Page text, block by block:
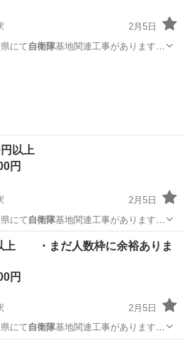
2月5日
県にて自衛隊基地関連工事があります。
以上
円
2月5日
県にて自衛隊基地関連工事があります。
土木 未経験
上 ・まだ人数枠に余裕ありま
円
2月5日
県にて自衛隊基地関連工事があります。